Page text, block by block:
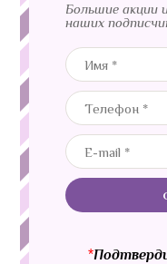
Большие акции
наших
*